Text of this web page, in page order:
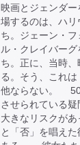
映画とジェンダ
場するのは、ハ
ち。ジェーン・
ル・クレイバー
ち。正に、当時
る。そう、これ
他ならない。 50
させられている
大きなリスクが
と「否」を唱え